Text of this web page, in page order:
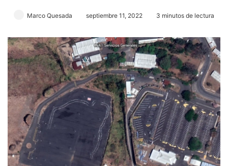
Marco Quesada septiembre 11, 2022 3 minutos de lectura